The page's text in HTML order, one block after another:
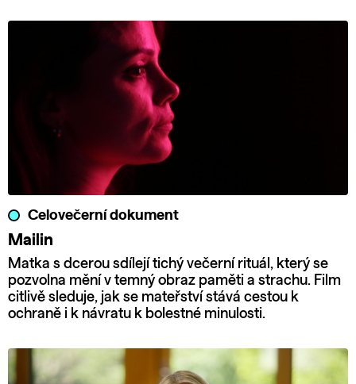
Celovečerní dokument
Mailin
Matka s dcerou sdílejí tichý večerní rituál, který se
pozvolna mění v temný obraz paměti a strachu. Film
citlivě sleduje, jak se mateřství stává cestou k
ochraně i k návratu k bolestné minulosti.